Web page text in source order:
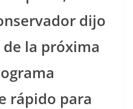
dijo
la próxima
rápido para